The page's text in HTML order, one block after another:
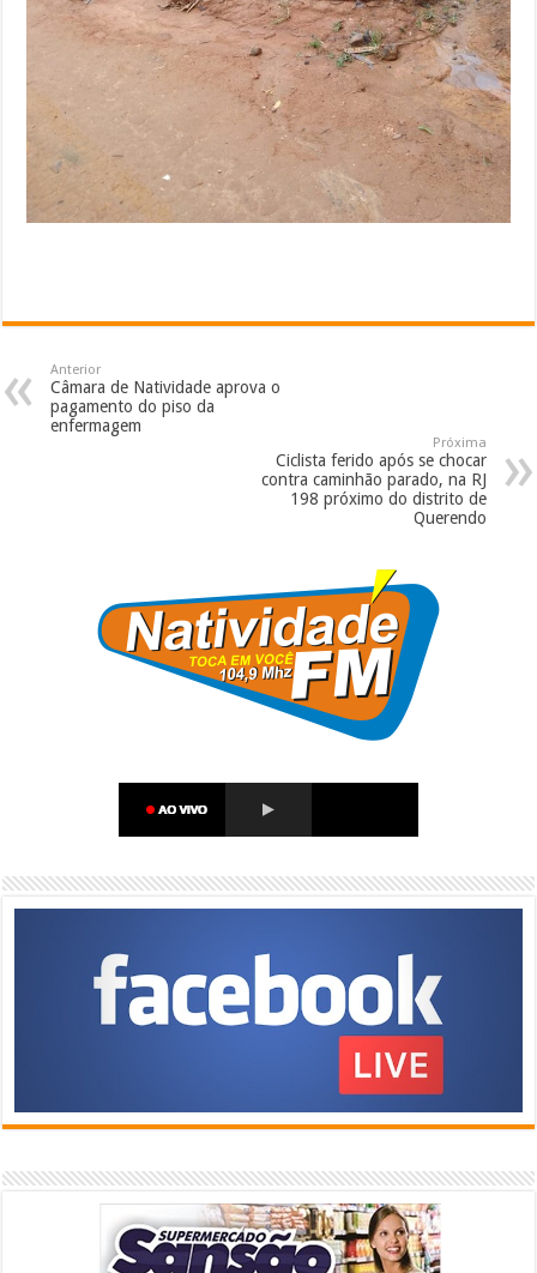
Anterior
Câmara de Natividade aprova o
pagamento do piso da
enfermagem
Próxima
Ciclista ferido após se chocar
contra caminhão parado, na RJ
198 próximo do distrito de
Querendo